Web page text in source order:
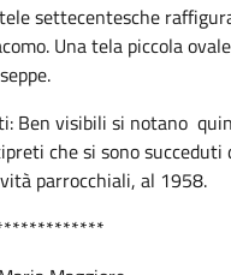
settecentesche
Una tela piccola
Ben visibili si notano
che si sono succeduti
parrocchiali, al 1958.